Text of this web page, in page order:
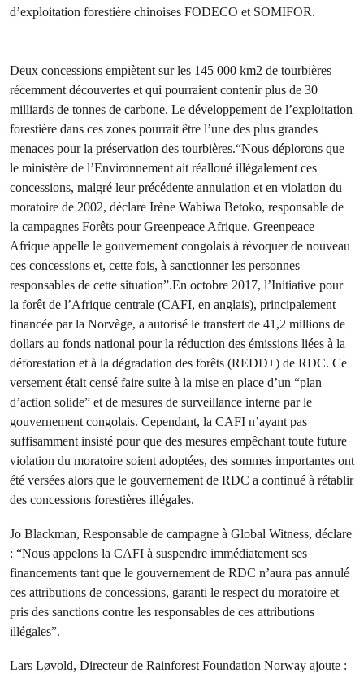
d’exploitation forestière chinoises FODECO et SOMIFOR.
Deux concessions empiètent sur les 145 000 km2 de tourbières
récemment découvertes et qui pourraient contenir plus de 30
milliards de tonnes de carbone. Le développement de l’exploitation
forestière dans ces zones pourrait être l’une des plus grandes
menaces pour la préservation des tourbières.“Nous déplorons que
le ministère de l’Environnement ait réalloué illégalement ces
concessions, malgré leur précédente annulation et en violation du
moratoire de 2002, déclare Irène Wabiwa Betoko, responsable de
la campagnes Forêts pour Greenpeace Afrique. Greenpeace
Afrique appelle le gouvernement congolais à révoquer de nouveau
ces concessions et, cette fois, à sanctionner les personnes
responsables de cette situation”.En octobre 2017, l’Initiative pour
la forêt de l’Afrique centrale (CAFI, en anglais), principalement
financée par la Norvège, a autorisé le transfert de 41,2 millions de
dollars au fonds national pour la réduction des émissions liées à la
déforestation et à la dégradation des forêts (REDD+) de RDC. Ce
versement était censé faire suite à la mise en place d’un “plan
d’action solide” et de mesures de surveillance interne par le
gouvernement congolais. Cependant, la CAFI n’ayant pas
suffisamment insisté pour que des mesures empêchant toute future
violation du moratoire soient adoptées, des sommes importantes ont
été versées alors que le gouvernement de RDC a continué à rétablir
des concessions forestières illégales.
Jo Blackman, Responsable de campagne à Global Witness, déclare
: “Nous appelons la CAFI à suspendre immédiatement ses
financements tant que le gouvernement de RDC n’aura pas annulé
ces attributions de concessions, garanti le respect du moratoire et
pris des sanctions contre les responsables de ces attributions
illégales”.
Lars Løvold, Directeur de Rainforest Foundation Norway ajoute :